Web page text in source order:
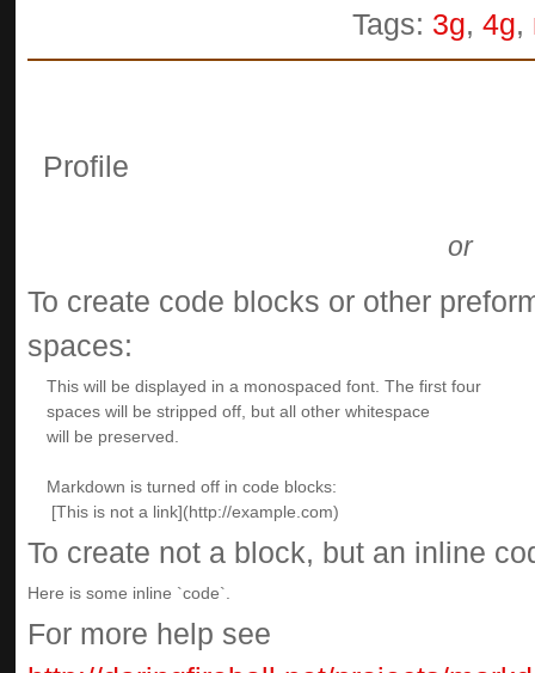
Tags: 3g, 4g,
Profile
or
To create code blocks or other
spaces:
To create not a block, but an inline
Here is some inline `code`.
For more help see